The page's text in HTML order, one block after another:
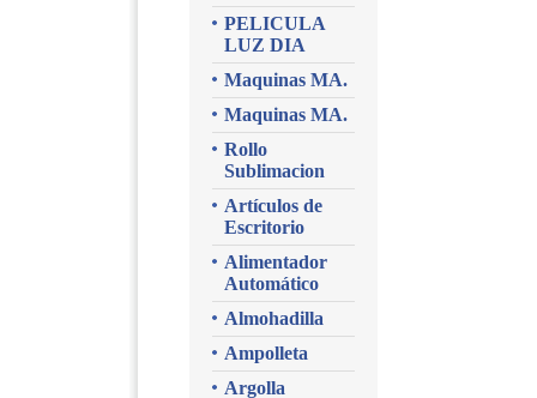
PELICULA
LUZ DIA
Maquinas MA.
Maquinas MA.
Rollo
Sublimacion
Artículos de
Escritorio
Alimentador
Automático
Almohadilla
Ampolleta
Argolla